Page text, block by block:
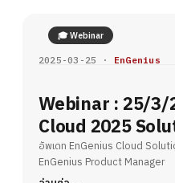
🎓 Webinar
2025-03-25 · EnGenius
Webinar : 25/3/
Cloud 2025
อัพเดท EnGenius Cloud
EnGenius Product Manager